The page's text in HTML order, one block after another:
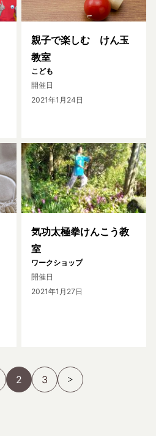
親子で楽しむ けん玉
教室
こども
開催日
2021年1月24日
気功太極拳けんこう教
室
ワークショップ
開催日
2021年1月27日
2 3